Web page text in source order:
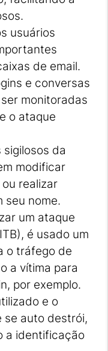
usuários
de email.
e conversas
monitoradas
o ataque
da
modificar
realizar
seu nome.
um ataque
é usado um
o tráfego de
a vítima para
por exemplo.
e o
se auto destrói,
a identificação